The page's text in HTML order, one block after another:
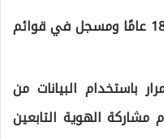
يحق لكل مواطن تركي أتم 18 عامًا ومسجل في قوائم
باستخدام البيانات من
الهوية التابعين